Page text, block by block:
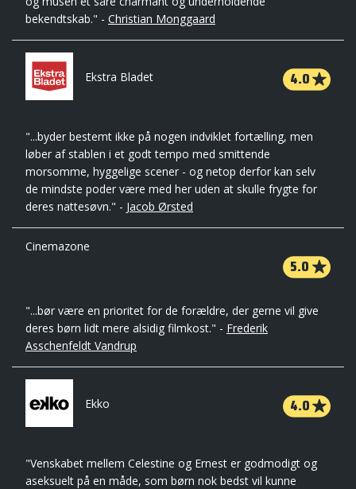
bekendtskab." - Christian Monggaard
Ekstra Bladet 4.0
"...byder bestemt ikke på nogen indviklet fortælling, men
løber af stablen i et godt tempo med smittende
morsomme, hyggelige scener - og netop derfor kan selv
de mindste poder være med her uden at skulle frygte for
deres nattesøvn." - Jacob Ørsted
Cinemazone
5.0
"...bør være en prioritet for de forældre, der gerne vil give
deres børn lidt mere alsidig filmkost." - Frederik
Asschenfeldt Vandrup
Ekko 4.0
"Venskabet mellem Celestine og Ernest er godmodigt og
aseksuelt på en måde, som børn nok bedst vil kunne